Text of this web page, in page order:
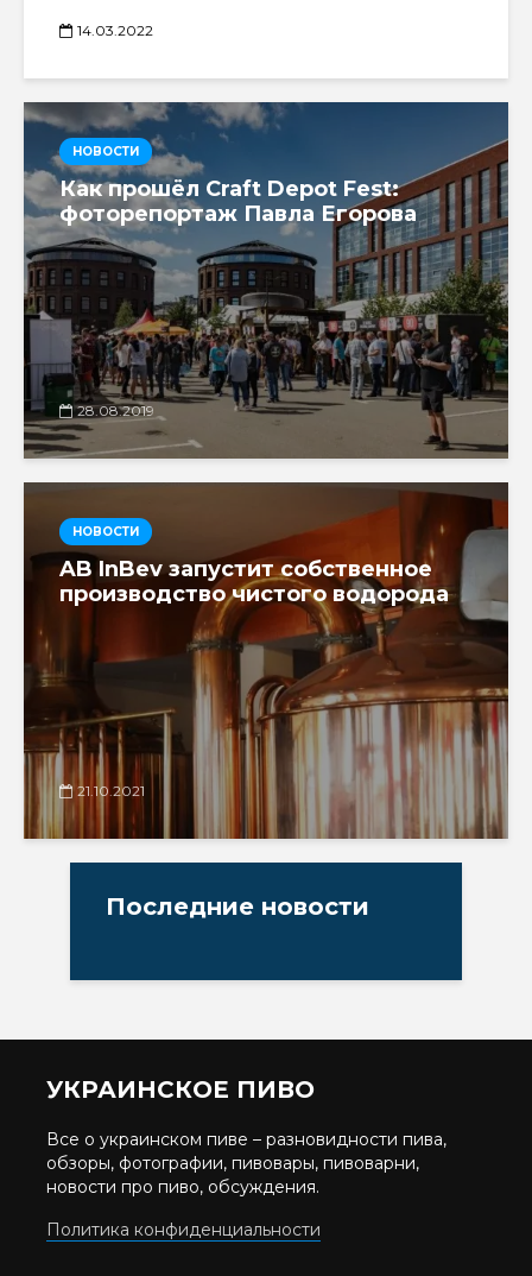
14.03.2022
НОВОСТИ
Как прошёл Craft Depot Fest:
фоторепортаж Павла Егорова
28.08.2019
НОВОСТИ
AB InBev запустит собственное
производство чистого водорода
21.10.2021
Последние новости
УКРАИНСКОЕ ПИВО
Все о украинском пиве – разновидности пива,
обзоры, фотографии, пивовары, пивоварни,
новости про пиво, обсуждения.
Политика конфиденциальности